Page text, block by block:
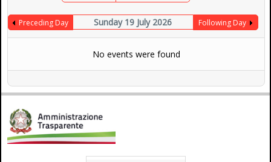
Preceding Day Sunday 19 July 2026 Following Day
No events were found